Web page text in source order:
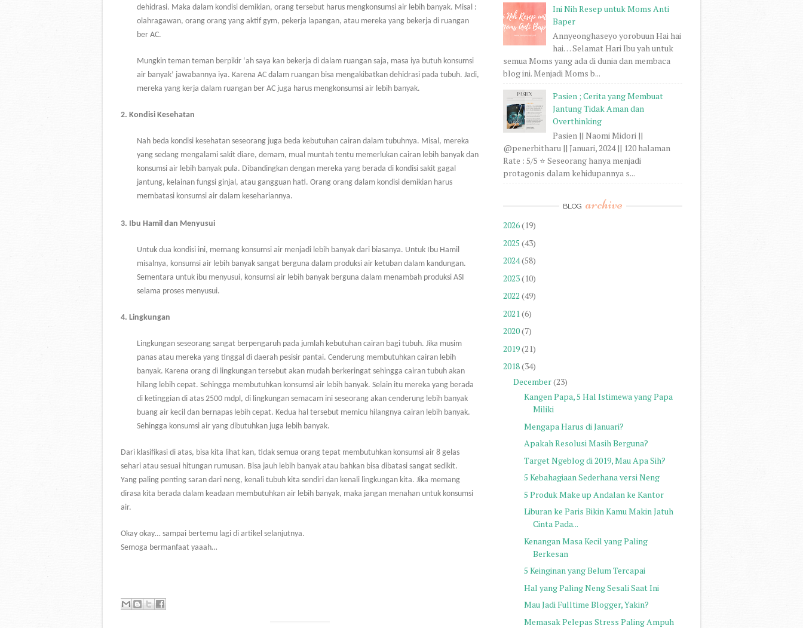
dehidrasi. Maka dalam kondisi demikian, orang tersebut harus mengkonsumsi air lebih banyak. Misal :
olahragawan, orang orang yang aktif gym, pekerja lapangan, atau mereka yang bekerja di ruangan
ber AC.
Mungkin teman teman berpikir ‘ah saya kan bekerja di dalam ruangan saja, masa iya butuh konsumsi
air banyak’ jawabannya iya. Karena AC dalam ruangan bisa mengakibatkan dehidrasi pada tubuh. Jadi,
mereka yang kerja dalam ruangan ber AC juga harus mengkonsumsi air lebih banyak.
2. Kondisi Kesehatan
Nah beda kondisi kesehatan seseorang juga beda kebutuhan cairan dalam tubuhnya. Misal, mereka
yang sedang mengalami sakit diare, demam, mual muntah tentu memerlukan cairan lebih banyak dan
konsumsi air lebih banyak pula. Dibandingkan dengan mereka yang berada di kondisi sakit gagal
jantung, kelainan fungsi ginjal, atau gangguan hati. Orang orang dalam kondisi demikian harus
membatasi konsumsi air dalam kesehariannya.
3. Ibu Hamil dan Menyusui
Untuk dua kondisi ini, memang konsumsi air menjadi lebih banyak dari biasanya. Untuk Ibu Hamil
misalnya, konsumsi air lebih banyak sangat berguna dalam produksi air ketuban dalam kandungan.
Sementara untuk ibu menyusui, konsumsi air lebih banyak berguna dalam menambah produksi ASI
selama proses menyusui.
4. Lingkungan
Lingkungan seseorang sangat berpengaruh pada jumlah kebutuhan cairan bagi tubuh. Jika musim
panas atau mereka yang tinggal di daerah pesisir pantai. Cenderung membutuhkan cairan lebih
banyak. Karena orang di lingkungan tersebut akan mudah berkeringat sehingga cairan tubuh akan
hilang lebih cepat. Sehingga membutuhkan konsumsi air lebih banyak. Selain itu mereka yang berada
di ketinggian di atas 2500 mdpl, di lingkungan semacam ini seseorang akan cenderung lebih banyak
buang air kecil dan bernapas lebih cepat. Kedua hal tersebut memicu hilangnya cairan lebih banyak.
Sehingga konsumsi air yang dibutuhkan juga lebih banyak.
Dari klasifikasi di atas, bisa kita lihat kan, tidak semua orang tepat membutuhkan konsumsi air 8 gelas
sehari atau sesuai hitungan rumusan. Bisa jauh lebih banyak atau bahkan bisa dibatasi sangat sedikit.
Yang paling penting saran dari neng, kenali tubuh kita sendiri dan kenali lingkungan kita. Jika memang
dirasa kita berada dalam keadaan membutuhkan air lebih banyak, maka jangan menahan untuk konsumsi
air.
Okay okay… sampai bertemu lagi di artikel selanjutnya.
Semoga bermanfaat yaaah…
Ini Nih Resep untuk Moms Anti
Baper
Annyeonghaseyo yorobuun Hai hai
hai… Selamat Hari Ibu yah untuk
semua Moms yang ada di dunia dan membaca
blog ini. Menjadi Moms b...
Pasien ; Cerita yang Membuat
Jantung Tidak Aman dan
Overthinking
Pasien || Naomi Midori ||
@penerbitharu || Januari, 2024 || 120 halaman
Rate : 5/5 ⭐ Seseorang hanya menjadi
protagonis dalam kehidupannya s...
BLOG archive
2026(19)
2025 (43)
2024(58)
2023(10)
2022 (49)
2021(6)
2020(7)
2019(21)
2018(34)
December(23)
Kangen Papa, 5 Hal Istimewa yang Papa
Miliki
Mengapa Harus di Januari?
Apakah Resolusi Masih Berguna?
Target Ngeblog di 2019, Mau Apa Sih?
5 Kebahagiaan Sederhana versi Neng
5 Produk Make up Andalan ke Kantor
Liburan ke Paris Bikin Kamu Makin Jatuh
Cinta Pada...
Kenangan Masa Kecil yang Paling
Berkesan
5 Keinginan yang Belum Tercapai
Hal yang Paling Neng Sesali Saat Ini
Mau Jadi Fulltime Blogger, Yakin?
Memasak Pelepas Stress Paling Ampuh